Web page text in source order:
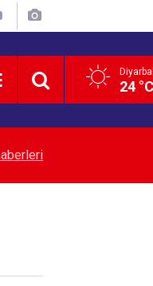
24
bina çöktü